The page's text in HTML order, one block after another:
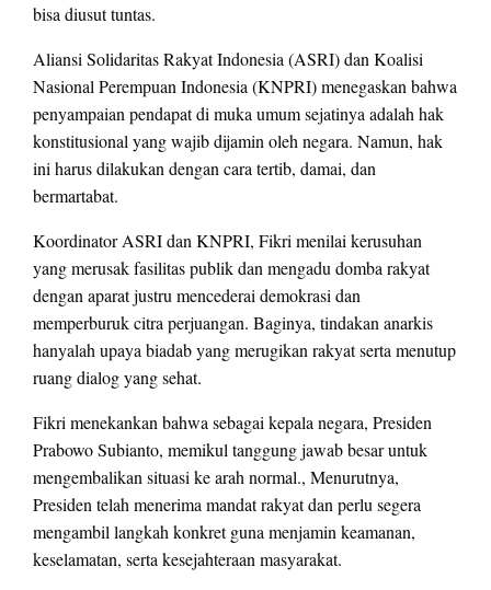
bisa diusut tuntas.
Aliansi Solidaritas Rakyat Indonesia (ASRI) dan Koalisi
Nasional Perempuan Indonesia (KNPRI) menegaskan bahwa
penyampaian pendapat di muka umum sejatinya adalah hak
konstitusional yang wajib dijamin oleh negara. Namun, hak
ini harus dilakukan dengan cara tertib, damai, dan
bermartabat.
Koordinator ASRI dan KNPRI, Fikri menilai kerusuhan
yang merusak fasilitas publik dan mengadu domba rakyat
dengan aparat justru mencederai demokrasi dan
memperburuk citra perjuangan. Baginya, tindakan anarkis
hanyalah upaya biadab yang merugikan rakyat serta menutup
ruang dialog yang sehat.
Fikri menekankan bahwa sebagai kepala negara, Presiden
Prabowo Subianto, memikul tanggung jawab besar untuk
mengembalikan situasi ke arah normal., Menurutnya,
Presiden telah menerima mandat rakyat dan perlu segera
mengambil langkah konkret guna menjamin keamanan,
keselamatan, serta kesejahteraan masyarakat.